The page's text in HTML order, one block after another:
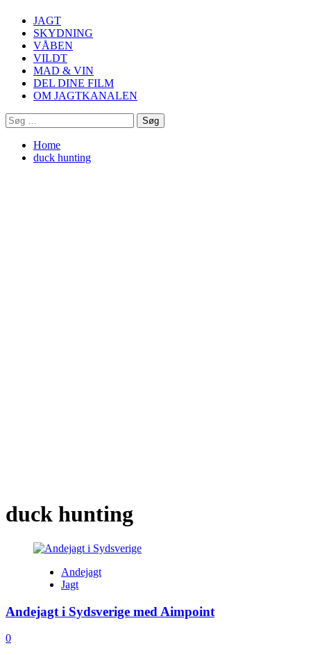
JAGT
SKYDNING
VÅBEN
VILDT
MAD & VIN
DEL DINE FILM
OM JAGTKANALEN
Søg
efter:
Home
duck hunting
duck hunting
Andejagt
Jagt
Andejagt i Sydsverige med Aimpoint
0